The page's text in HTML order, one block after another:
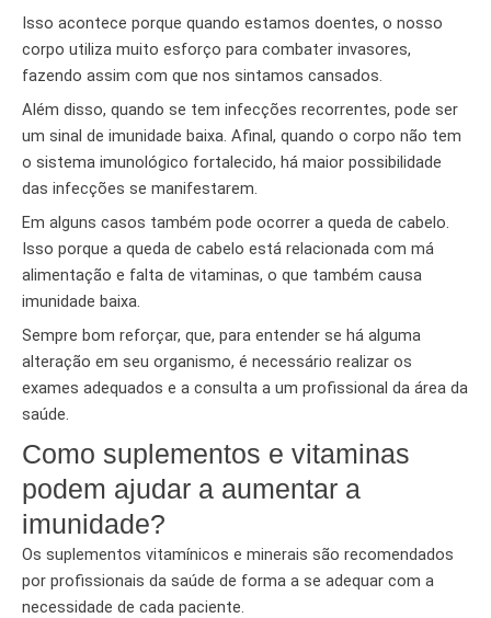
Isso acontece porque quando estamos doentes, o nosso
corpo utiliza muito esforço para combater invasores,
fazendo assim com que nos sintamos cansados.
Além disso, quando se tem infecções recorrentes, pode ser
um sinal de imunidade baixa. Afinal, quando o corpo não tem
o sistema imunológico fortalecido, há maior possibilidade
das infecções se manifestarem.
Em alguns casos também pode ocorrer a queda de cabelo.
Isso porque a queda de cabelo está relacionada com má
alimentação e falta de vitaminas, o que também causa
imunidade baixa.
Sempre bom reforçar, que, para entender se há alguma
alteração em seu organismo, é necessário realizar os
exames adequados e a consulta a um profissional da área da
saúde.
Como suplementos e vitaminas
podem ajudar a aumentar a
imunidade?
Os suplementos vitamínicos e minerais são recomendados
por profissionais da saúde de forma a se adequar com a
necessidade de cada paciente.